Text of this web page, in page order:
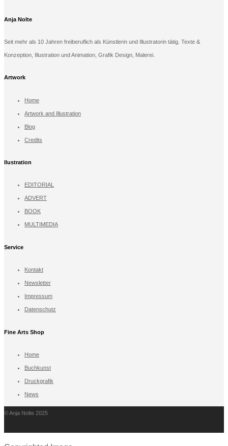
Anja Nolte
Seit mehr als 10 Jahren freiberuflich als Künstlerin und Illustratorin tätig. Texte &
Konzeption, Illustration und Animation, Grafik Design, Malerei.
Artwork
Home
Artwork and Illustration
Blog
Credits
llustration
EDITORIAL
ADVERT
BOOK
MULTIMEDIA
Service
Kontakt
Newsletter
Impressum
Datenschutz
Fine Arts Shop
Home
Buchkunst
Druckgrafik
News
© Anja Nolte 2025